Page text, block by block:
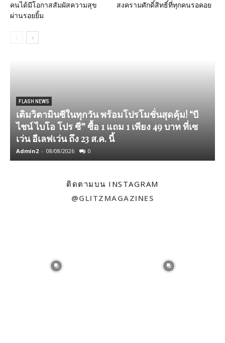
คนได้มีโอกาสสัมผัสความสุข
ผ่านรอยยิ้ม
สงครามศักดิ์สิทธิ์ที่ทุกคนรอคอย
FLASH NEWS
เติมวิตามินซีในทุกวัน พร้อมโปรโมชั่นสุดคุ้ม! “บี
ไชน์ ไบโอ โปร ซี” ซื้อ 1 แถม 1 เพียง 49 บาท ที่เซ
เว่น อีเลฟเว่น ถึง 23 ส.ค. นี้
Admin2 - 08/08/2026 0
ติดตามบน INSTAGRAM
@GLITZMAGAZINES